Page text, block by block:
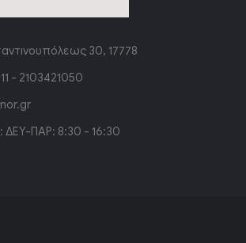
30, 17778
- 2103421050
ΔΕΥ-ΠΑΡ: 8:30 - 16:30